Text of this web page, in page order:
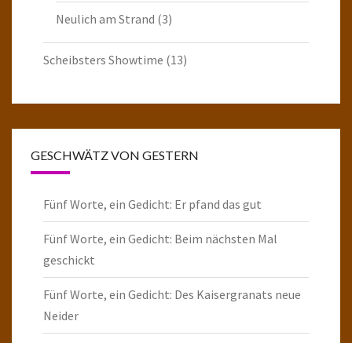
Neulich am Strand (3)
Scheibsters Showtime (13)
GESCHWÄTZ VON GESTERN
Fünf Worte, ein Gedicht: Er pfand das gut
Fünf Worte, ein Gedicht: Beim nächsten Mal
geschickt
Fünf Worte, ein Gedicht: Des Kaisergranats neue
Neider